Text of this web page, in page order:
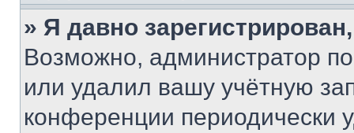
» Я давно
Возможно, администратор
или удалил вашу учётную
конференции периодически